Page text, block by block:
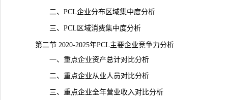
二、PCL企业分布区域集中度分析
三、PCL区域消费集中度分析
第二节 2020-2025年PCL主要企业竞争力分析
一、重点企业资产总计对比分析
二、重点企业从业人员对比分析
三、重点企业全年营业收入对比分析